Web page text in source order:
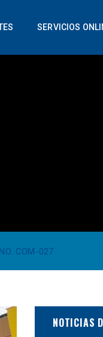
SERVICIOS
COM-027
NOTICIAS